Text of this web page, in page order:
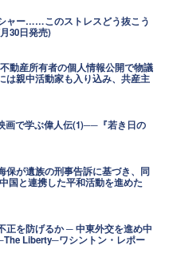
ャー……このストレスどう抜こう
30日発売)
動産所有者の個人情報公開で物議
は親中活動家も入り込み、共産主
画で学ぶ偉人伝(1)──『若き日の
保が遺族の刑事告訴に基づき、同
国と連携した平和活動を進めた
正を防げるか ─ 中東外交を進め中
Liberty─ワシントン・レポー